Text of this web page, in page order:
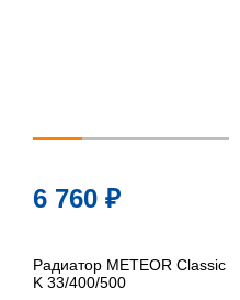
6 760 ₽
Радиатор METEOR Classic
K 33/400/500